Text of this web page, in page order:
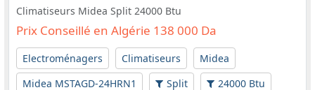
Climatiseurs Midea Split 24000 Btu
Prix Conseillé en Algérie 138 000 Da
Electroménagers Climatiseurs
Midea
Midea MSTAGD-24HRN1
Split 24000 Btu